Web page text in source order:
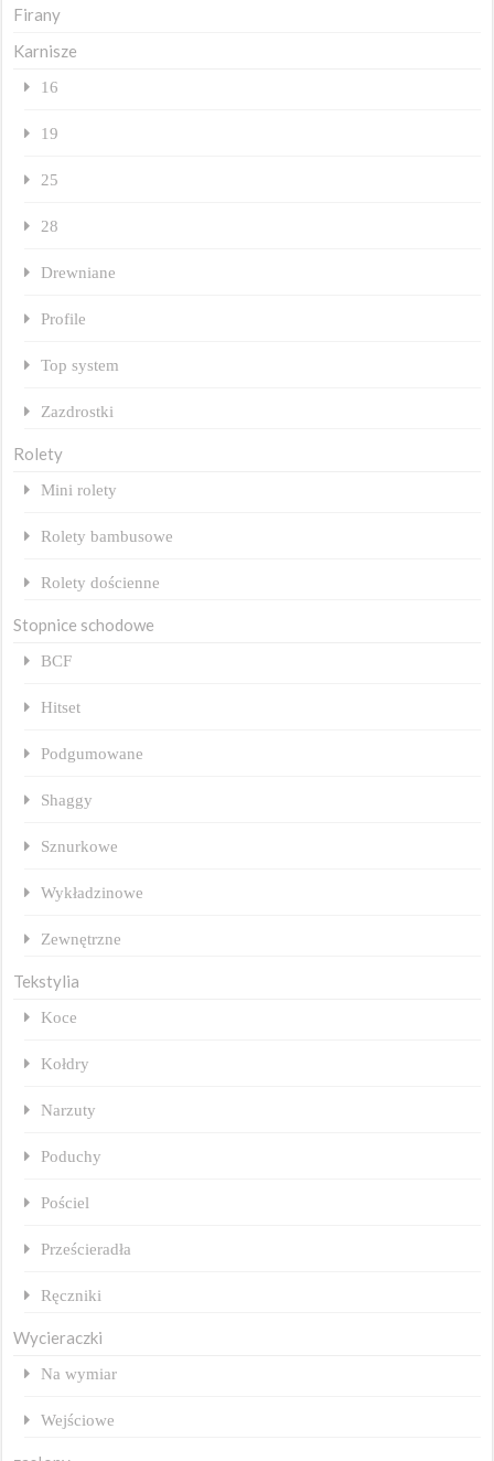
Firany
Karnisze
16
19
25
28
Drewniane
Profile
Top system
Zazdrostki
Rolety
Mini rolety
Rolety bambusowe
Rolety dościenne
Stopnice schodowe
BCF
Hitset
Podgumowane
Shaggy
Sznurkowe
Wykładzinowe
Zewnętrzne
Tekstylia
Koce
Kołdry
Narzuty
Poduchy
Pościel
Prześcieradła
Ręczniki
Wycieraczki
Na wymiar
Wejściowe